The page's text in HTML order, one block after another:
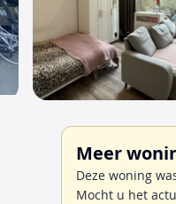
Meer
Deze woning
Mocht u het